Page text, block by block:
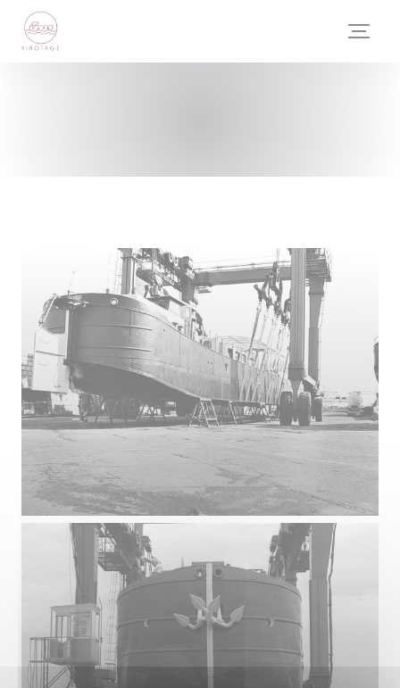
Personalización de sus opciones de cookies